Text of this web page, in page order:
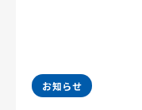
お知らせ